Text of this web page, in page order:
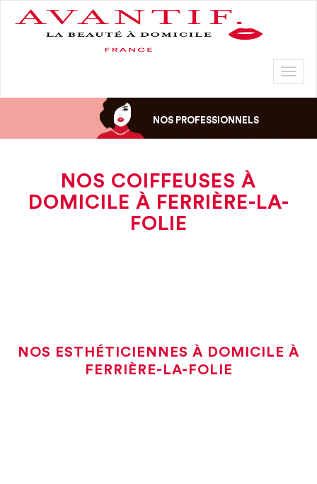
NOS PROFESSIONNELS
NOS COIFFEUSES À
DOMICILE À FERRIÈRE-LA-
FOLIE
NOS ESTHÉTICIENNES À DOMICILE À
FERRIÈRE-LA-FOLIE